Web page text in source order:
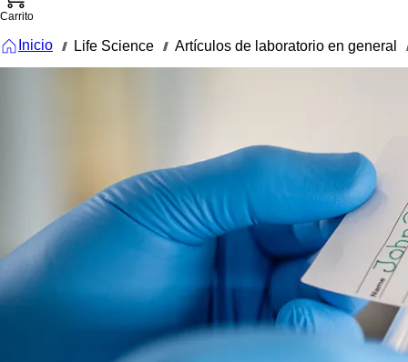
Carrito
Inicio /// Life Science /// Artículos de laboratorio en general ///